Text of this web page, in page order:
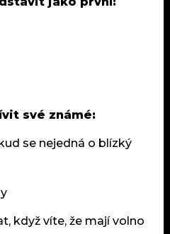
své známé:
se nejedná o blízký
když víte, že mají volno